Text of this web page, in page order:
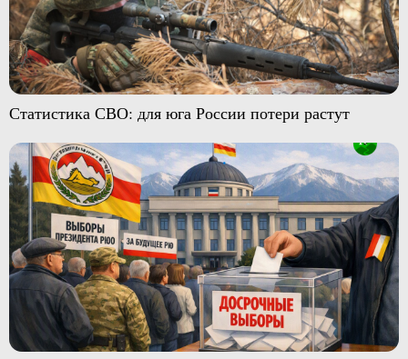
Статистика СВО: для юга России потери растут